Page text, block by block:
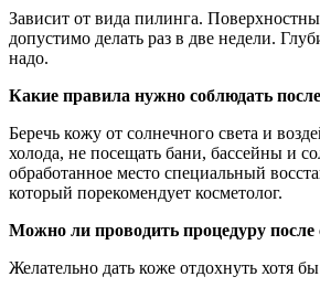
Зависит от вида пилинга.
допустимо делать раз в две недели.
надо.
Какие правила нужно соблюдать
Беречь кожу от солнечного света и
холода, не посещать бани, бассейны и
обработанное место специальный
который порекомендует косметолог.
Можно ли проводить процедуру после
Желательно дать коже отдохнуть хотя